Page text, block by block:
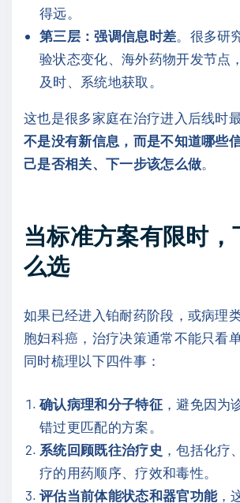
得远。
第三层：强调信息时差。很多研
验状态变化、海外药物开发节点
及时、系统地获取。
这也是很多家庭在治疗进入后线时
不是没有新信息，而是不知道哪些
己是否相关、下一步该怎么做。
当标准方案有限时，
么选
如果已经进入铂耐药阶段，或病理
胞妇科癌，治疗决策通常不能只看
同时梳理以下四件事：
确认病理和分子特征，避免因为
错过更匹配的方案。
系统回顾既往治疗史 ，包括化疗
疗的用药顺序、疗效和毒性。
评估当前体能状态和器官功能，